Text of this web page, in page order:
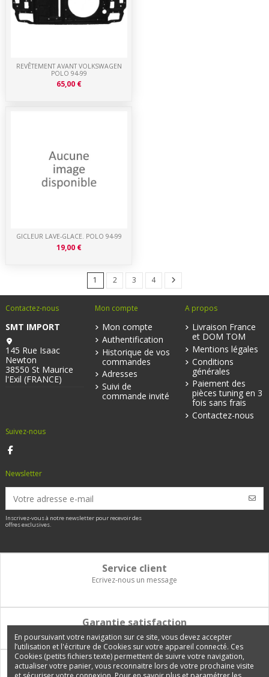
GICLEUR LAVE-GLACE. POLO 94-99
19,00 €
REVÊTEMENT AVANT VOLKSWAGEN
POLO 94-99
65,00 €
1 2 3 4
Contactez-nous
SMT IMPORT
145 Rue Isaac
Newton
38550 St Maurice
l'Exil (FRANCE)
Mon compte
Mon compte
Authentification
Historique de vos
commandes
Adresses
Suivi de
commande invité
A propos
Livraison France
et DOM TOM
Mentions légales
Conditions
générales
Paiement des
pièces tuning en 3
fois sans frais
Contactez-nous
Suivez-nous
Newsletter
Inscrivez-vous à notre newsletter pour recevoir des
offres exclusives.
Service client
Ecrivez-nous un message
Garantie satisfaction
Vous disposez de 14 jours pour changer d'avis et être remboursé
Paiement 100% sécurisé
En poursuivant votre navigation sur ce site, vous devez accepter
l’utilisation et l'écriture de Cookies sur votre appareil connecté. Ces
Cookies (petits fichiers texte) permettent de suivre votre navigation,
actualiser votre panier, vous reconnaitre lors de votre prochaine visite